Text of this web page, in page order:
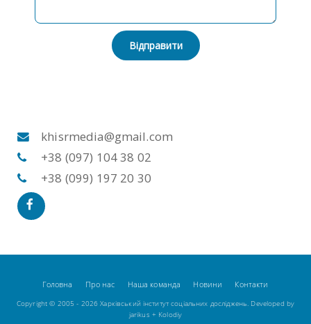
Відправити
khisrmedia@gmail.com
+38 (097) 104 38 02
+38 (099) 197 20 30
Головна Про нас Наша команда Новини Контакти
Copyright © 2005 - 2026 Харківський інститут соціальних досліджень. Developed by
jarikus+ Kolodiy